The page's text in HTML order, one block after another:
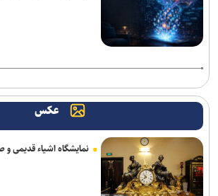
نشست وزیران خارجه مصر، ترکیه، پاکستان و
منطقه
سازمان ملل: طرف‌ها را به مذاکره درباره تنگه هرمز
دستگیری ۸ نفر از اشرار مسلح شاخص و مرتبطین گروهک‌های تروریستی
انصارالله حمله به یک نفتکش عربستان را تأیید کرد
هلاکت ۲ نظامی صهیونیست و مجروحیت ۴ تن دیگر در جنوب لبنان
بازداشت استاد سال دانشگاه مریلند توسط پلیس
عکس
نمایشگاه اشیاء قدیمی